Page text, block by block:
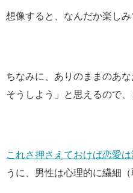
想像すると、なんだか楽しみ
ちなみに、ありのままのあ
そうしよう」と思えるので、
これさ押さえておけば恋愛
うに、男性は心理的に繊細（